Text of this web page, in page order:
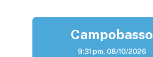
Campobasso
9:31 pm, 08/10/2026